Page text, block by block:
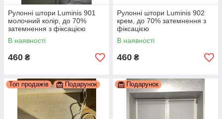
Рулонні штори Luminis 901
молочний колір, до 70%
затемнення з фіксацією
В наявності
460 ₴
Рулонні штори Luminis 902
крем, до 70% затемнення з
фіксацією
В наявності
460 ₴
Топ продажів Подарунок Подарунок